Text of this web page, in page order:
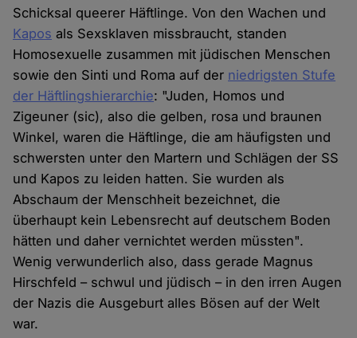
Schicksal queerer Häftlinge. Von den Wachen und
Kapos als Sexsklaven missbraucht, standen
Homosexuelle zusammen mit jüdischen Menschen
sowie den Sinti und Roma auf der niedrigsten Stufe
der Häftlingshierarchie: "Juden, Homos und
Zigeuner (sic), also die gelben, rosa und braunen
Winkel, waren die Häftlinge, die am häufigsten und
schwersten unter den Martern und Schlägen der SS
und Kapos zu leiden hatten. Sie wurden als
Abschaum der Menschheit bezeichnet, die
überhaupt kein Lebensrecht auf deutschem Boden
hätten und daher vernichtet werden müssten".
Wenig verwunderlich also, dass gerade Magnus
Hirschfeld – schwul und jüdisch – in den irren Augen
der Nazis die Ausgeburt alles Bösen auf der Welt
war.
Cookies